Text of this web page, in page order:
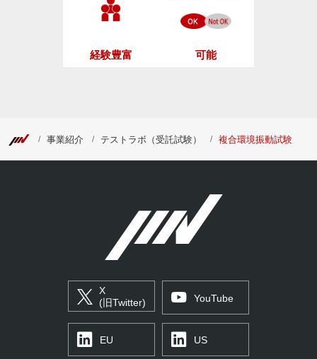
経験豊富 可能
事業紹介 テストラボ（受託試験） 複合環境振動試験
X
(旧Twitter)
YouTube
EU US